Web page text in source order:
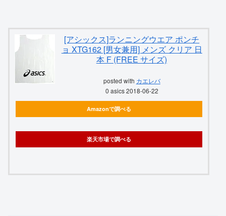
[アシックス]ランニングウエア ポンチ
ョ XTG162 [男女兼用] メンズ クリア 日
本 F (FREE サイズ)
posted with カエレバ
0 asics 2018-06-22
Amazonで調べる
楽天市場で調べる